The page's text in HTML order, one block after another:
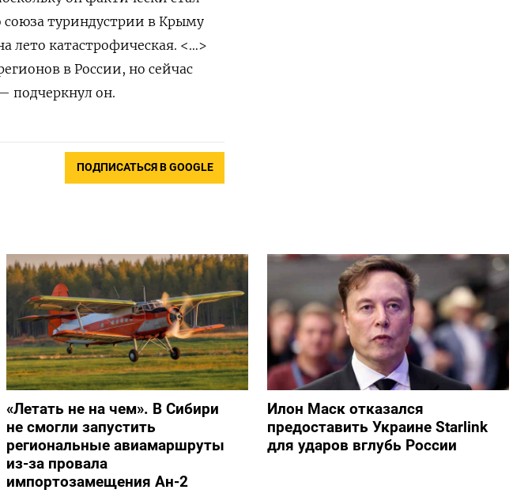
туриндустрии в Крыму
лето катастрофическая. <…>
в России, но сейчас
подчеркнул он.
ПОДПИСАТЬСЯ В GOOGLE
«Летать не на чем». В Сибири
не смогли запустить
региональные авиамаршруты
из-за провала
импортозамещения Ан-2
Илон Маск отказался
предоставить Украине Starlink
для ударов вглубь России